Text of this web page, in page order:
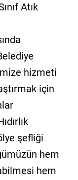
Atık
hizmeti
için
şefliği
hem
hem